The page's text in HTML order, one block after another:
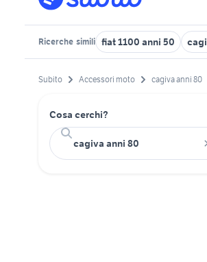
Ricerche simili fiat 1100 anni 50
Subito Accessori moto cagiva anni 80
Cosa cerchi?